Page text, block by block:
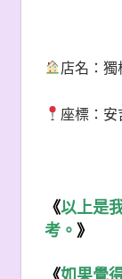
店名：
座標：
《以上是
考。 》
《如果覺